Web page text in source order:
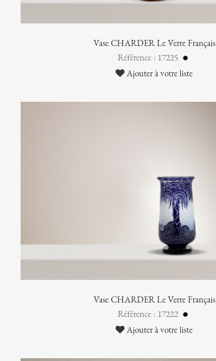
Vase CHARDER Le Verre Français
Référence : 17225
Ajouter à votre liste
Vase CHARDER Le Verre Français
Référence : 17222
Ajouter à votre liste